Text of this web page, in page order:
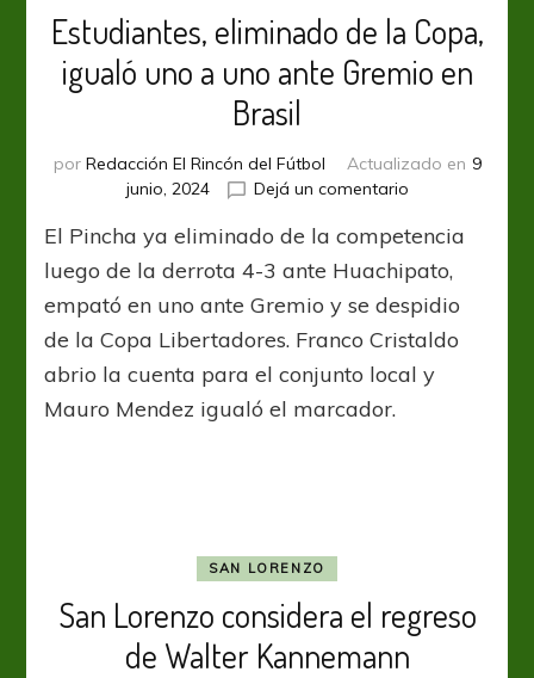
Estudiantes, eliminado de la Copa,
igualó uno a uno ante Gremio en
Brasil
por Redacción El Rincón del Fútbol Actualizado en 9
junio, 2024
Dejá un comentarioen
eliminado
de
la
Copa,
igualó
uno
a
El Pincha ya eliminado de la competencia
luego de la derrota 4-3 ante Huachipato,
empató en uno ante Gremio y se despidio
de la Copa Libertadores. Franco Cristaldo
abrio la cuenta para el conjunto local y
Mauro Mendez igualó el marcador.
SAN LORENZO
San Lorenzo considera el regreso
de Walter Kannemann